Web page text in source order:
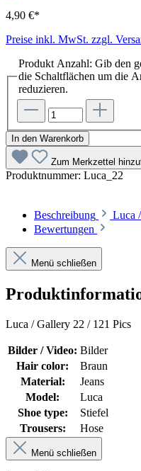
4,90 €*
Preise inkl. MwSt. zzgl.
Produkt Anzahl: Gib den
die Schaltflächen um die
reduzieren.
In den Warenkorb
Zum Merkzettel
Produktnummer: Luca_22
Beschreibung
Luca
Bewertungen
Menü schließen
Luca / Gallery 22 / 121 Pics
Bilder / Video: Bilder
Hair color:
Braun
Material:
Jeans
Model:
Luca
Shoe type:
Stiefel
Trousers:
Hose
Menü schließen